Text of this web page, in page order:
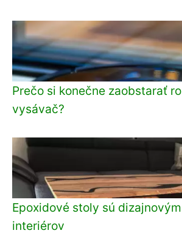
Prečo si konečne zaobstarať
vysávač?
Epoxidové stoly sú
interiérov